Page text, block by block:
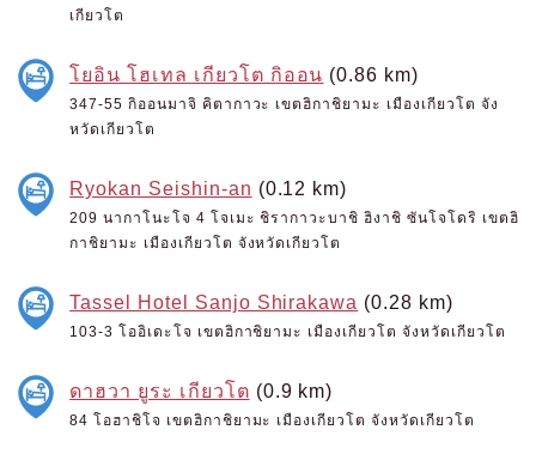
เกียวโต
โยอิน โฮเทล เกียวโต กิออน (0.86 km)
347-55 กิออนมาจิ คิตากาวะ เขตฮิกาชิยามะ เมืองเกียวโต จัง
หวัดเกียวโต
Ryokan Seishin-an (0.12 km)
209 นากาโนะโจ 4 โจเมะ ชิรากาวะบาชิ ฮิงาชิ ซันโจโดริ เขตฮิ
กาชิยามะ เมืองเกียวโต จังหวัดเกียวโต
Tassel Hotel Sanjo Shirakawa (0.28 km)
103-3 โออิเดะโจ เขตฮิกาชิยามะ เมืองเกียวโต จังหวัดเกียวโต
ดาฮวา ยูระ เกียวโต (0.9 km)
84 โอฮาชิโจ เขตฮิกาชิยามะ เมืองเกียวโต จังหวัดเกียวโต